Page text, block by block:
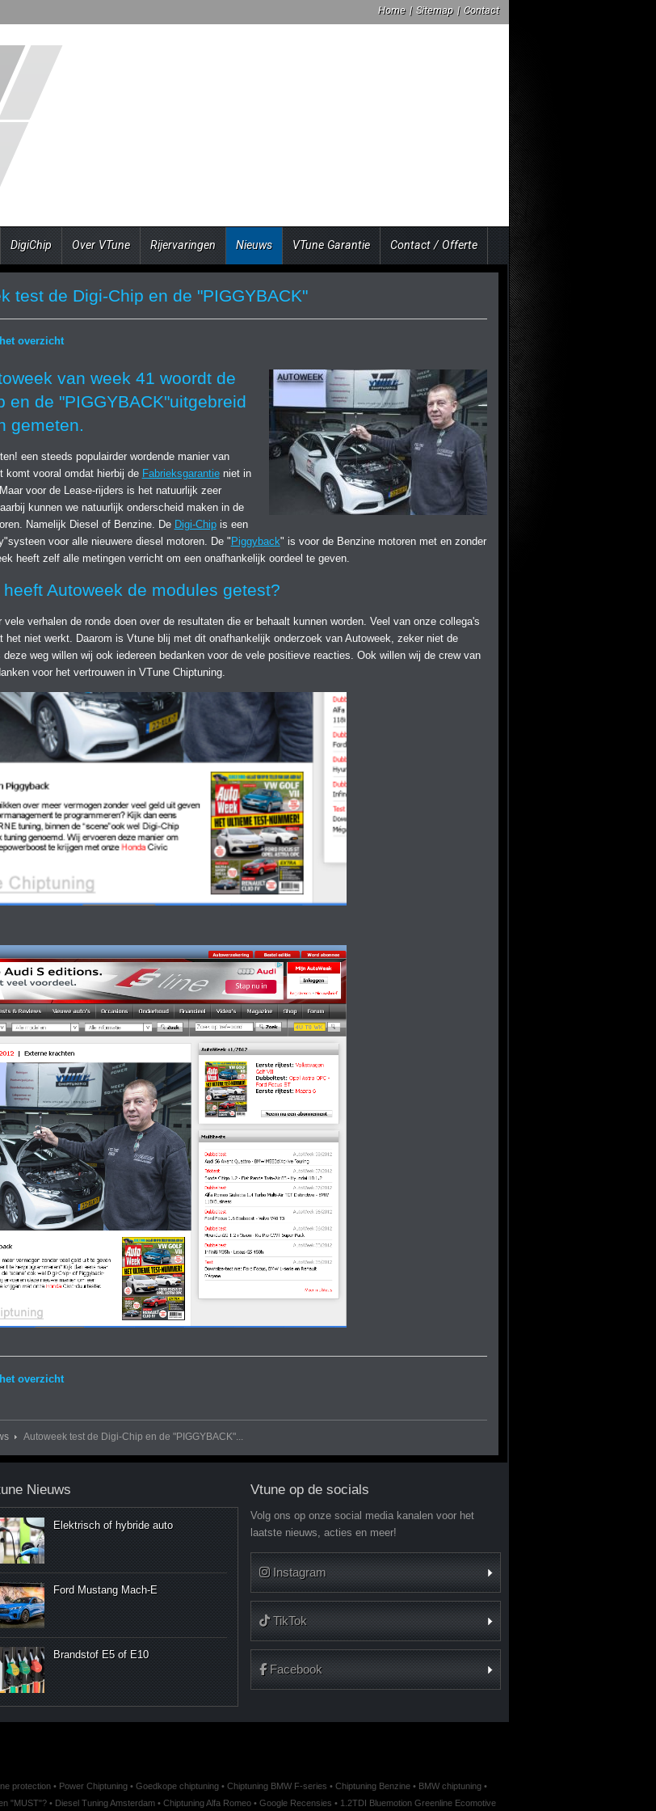
Home | Sitemap | Contact
DigiChip Over VTune Rijervaringen Nieuws VTune Garantie Contact / Offerte
test de Digi-Chip en de "PIGGYBACK"
overzicht
van week 41 woordt de
en de "PIGGYBACK"uitgebreid
gemeten.
een steeds populairder wordende manier van
komt vooral omdat hierbij de Fabrieksgarantieniet in
voor de Lease-rijders is het natuurlijk zeer
kunnen we natuurlijk onderscheid maken in de
Namelijk Diesel of Benzine. De Digi-Chipis een
voor alle nieuwere diesel motoren. De "Piggyback" is voor de Benzine motoren met en zonder
heeft zelf alle metingen verricht om een onafhankelijk oordeel te geven.
heeft Autoweek de modules getest?
verhalen de ronde doen over de resultaten die er behaalt kunnen worden. Veel van onze collega's
het niet werkt. Daarom is Vtune blij met dit onafhankelijk onderzoek van Autoweek, zeker niet de
deze weg willen wij ook iedereen bedanken voor de vele positieve reacties. Ook willen wij de crew van
voor het vertrouwen in VTune Chiptuning.
overzicht
Autoweek test de Digi-Chip en de "PIGGYBACK"...
Nieuws
Elektrisch of hybride auto
Ford Mustang Mach-E
Brandstof E5 of E10
Vtune op de socials
Volg ons op onze social media kanalen voor het
laatste nieuws, acties en meer!
Instagram
TikTok
Facebook
protection • Power Chiptuning • Goedkope chiptuning • Chiptuning BMW F-series • Chiptuning Benzine • BMW chiptuning •
"MUST"? • Diesel Tuning Amsterdam • Chiptuning Alfa Romeo • Google Recensies • 1.2TDI Bluemotion Greenline Ecomotive